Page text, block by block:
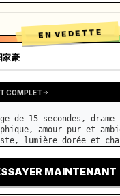
EN VEDETTE
豪
COMPLET
de 15 secondes, drame
amour pur et
lumière dorée et
stores sur les pupitres
de pou…MAINTENANT